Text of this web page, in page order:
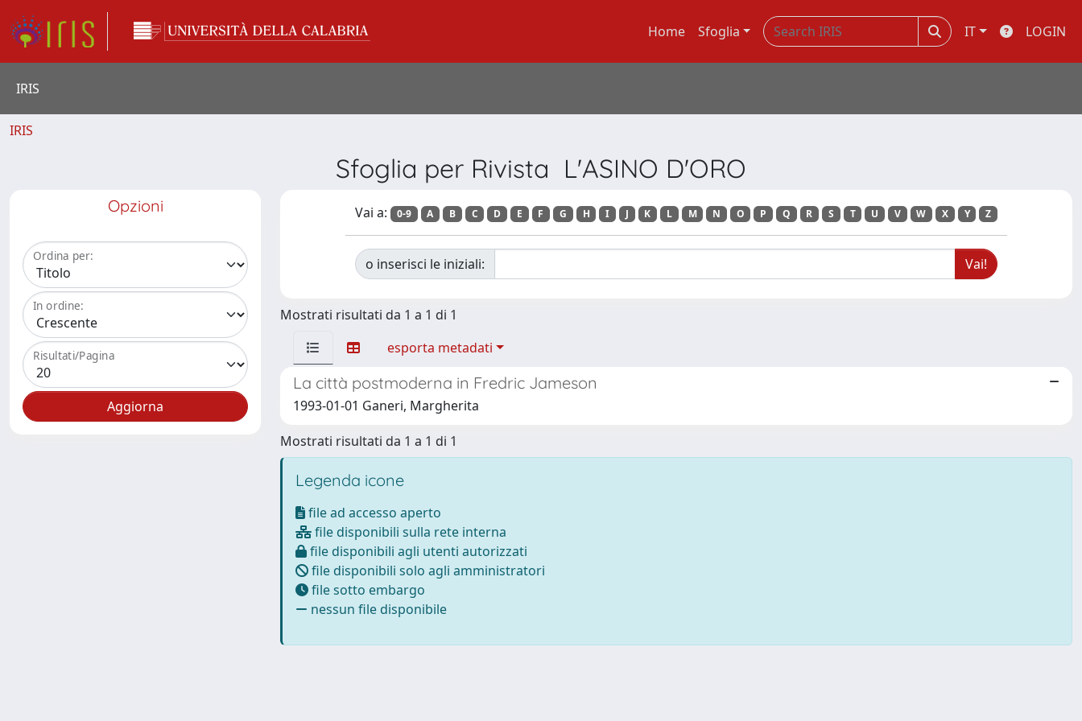
Home Sfoglia IT LOGIN
IRIS
IRIS
Sfoglia per Rivista L'ASINO D'ORO
Opzioni
Ordina per:
In ordine:
Risultati/Pagina
Vai a: 0-9 A B C D E F G H I J K L M N O P Q R S T U V W X Y Z
o inserisci le iniziali:
Mostrati risultati da 1 a 1 di 1
esporta metadati
La città postmoderna in Fredric Jameson
1993-01-01 Ganeri, Margherita
Mostrati risultati da 1 a 1 di 1
Legenda icone
file ad accesso aperto
file disponibili sulla rete interna
file disponibili agli utenti autorizzati
file disponibili solo agli amministratori
file sotto embargo
nessun file disponibile